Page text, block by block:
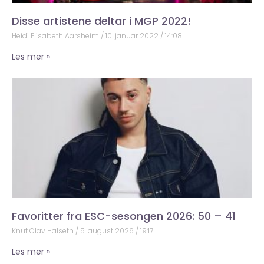
Disse artistene deltar i MGP 2022!
Heidi Elisabeth Aarsheim 10. januar 2022 14:08
Les mer »
Favoritter fra ESC-sesongen 2026: 50 – 41
Knut Olav Halseth 5. august 2026 19:17
Les mer »